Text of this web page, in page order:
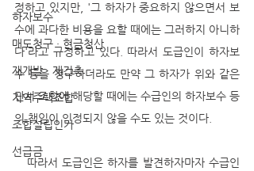
하자보수
매도청구 · 현금청산
재개발 · 재건축
지역주택조합
조합설립인가
선급금
정하고 있지만, '그 하자가 중요하지 않으면서 보
수에 과다한 비용을 요할 때에는 그러하지 아니하
다'라고 규정하고 있다. 따라서 도급인이 하자보
수 등을 청구하더라도 만약 그 하자가 위와 같은
단서 조항에 해당할 때에는 수급인의 하자보수 등
의 책임이 인정되지 않을 수도 있는 것이다.